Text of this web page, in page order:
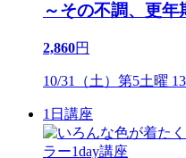
～その不調、更
2,860円
10/31（土）第5土曜
1日講座